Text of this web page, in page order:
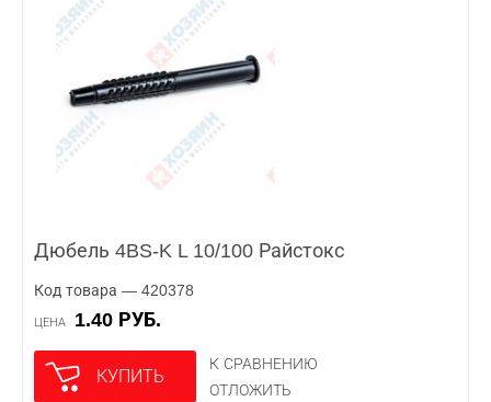
Дюбель 4BS-K L 10/100 Райстокс
Код товара — 420378
ЦЕНА 1.40 РУБ.
КУПИТЬ
К СРАВНЕНИЮ
ОТЛОЖИТЬ